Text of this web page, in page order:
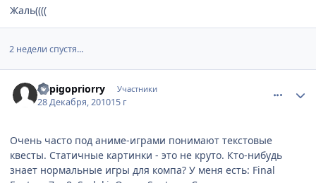
Жаль((((
2 недели спустя...
Sopigopriorry Участники
28 Декабря, 201015 г
Очень часто под аниме-играми понимают текстовые
квесты. Статичные картинки - это не круто. Кто-нибудь
знает нормальные игры для компа? У меня есть: Final